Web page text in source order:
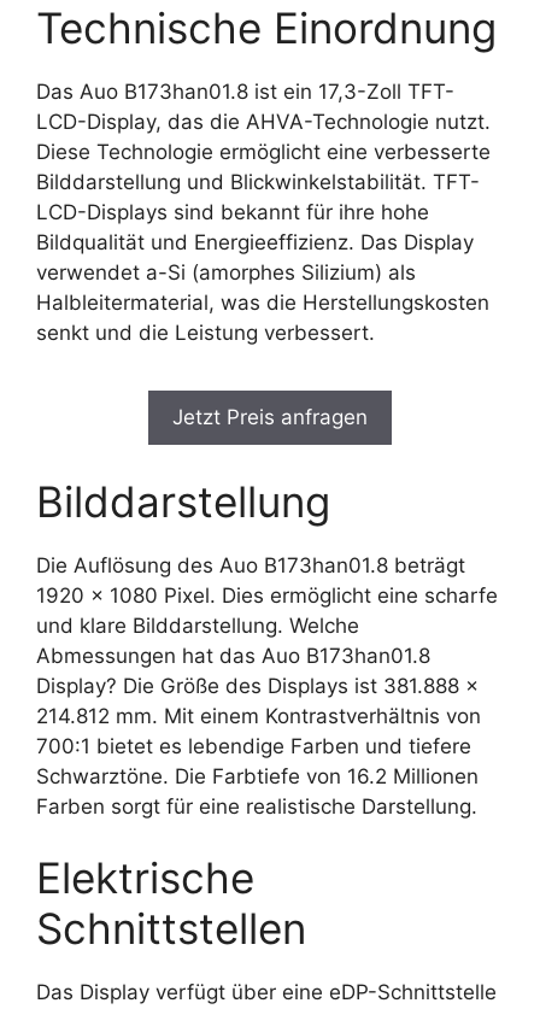
Technische Einordnung
Das Auo B173han01.8 ist ein 17,3-Zoll TFT-
LCD-Display, das die AHVA-Technologie nutzt.
Diese Technologie ermöglicht eine verbesserte
Bilddarstellung und Blickwinkelstabilität. TFT-
LCD-Displays sind bekannt für ihre hohe
Bildqualität und Energieeffizienz. Das Display
verwendet a-Si (amorphes Silizium) als
Halbleitermaterial, was die Herstellungskosten
senkt und die Leistung verbessert.
Jetzt Preis anfragen
Bilddarstellung
Die Auflösung des Auo B173han01.8 beträgt
1920 x 1080 Pixel. Dies ermöglicht eine scharfe
und klare Bilddarstellung. Welche
Abmessungen hat das Auo B173han01.8
Display? Die Größe des Displays ist 381.888 x
214.812 mm. Mit einem Kontrastverhältnis von
700:1 bietet es lebendige Farben und tiefere
Schwarztöne. Die Farbtiefe von 16.2 Millionen
Farben sorgt für eine realistische Darstellung.
Elektrische
Schnittstellen
Das Display verfügt über eine eDP-Schnittstelle